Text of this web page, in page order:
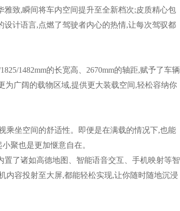
致,瞬间将车内空间提升至全新档次;皮质精心包
计语言,点燃了驾驶者内心的热情,让每次驾驭都
1482mm的长宽高、2670mm的轴距,赋予了车辆
为广阔的载物区域,提供更大装载空间,轻松容纳你
坐空间的舒适性。即便是在满载的情况下,也能
聚也是更加惬意自在。
了诸如高德地图、智能语音交互、手机映射等智
内容投射至大屏,都能轻松实现,让你随时随地沉浸